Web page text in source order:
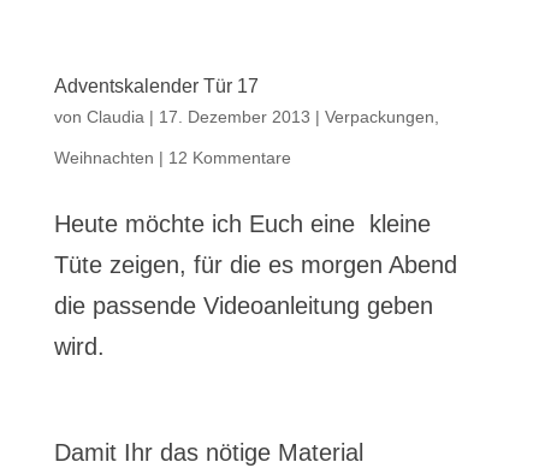
Adventskalender Tür 17
von Claudia | 17. Dezember 2013 | Verpackungen
Weihnachten | 12 Kommentare
Heute möchte ich Euch eine kleine
Tüte zeigen, für die es morgen Abend
die passende Videoanleitung geben
wird.
Damit Ihr das nötige Material